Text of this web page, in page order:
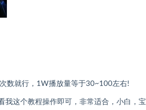
数就行，1W播放量等于30~100左右!
这个教程操作即可，非常适合，小白，宝